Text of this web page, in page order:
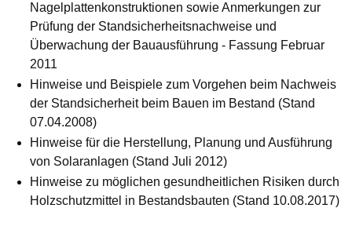
Nagelplattenkonstruktionen sowie Anmerkungen zur
Prüfung der Standsicherheitsnachweise und
Überwachung der Bauausführung - Fassung Februar
2011
Hinweise und Beispiele zum Vorgehen beim Nachweis
der Standsicherheit beim Bauen im Bestand (Stand
07.04.2008)
Hinweise für die Herstellung, Planung und Ausführung
von Solaranlagen (Stand Juli 2012)
Hinweise zu möglichen gesundheitlichen Risiken durch
Holzschutzmittel in Bestandsbauten (Stand 10.08.2017)